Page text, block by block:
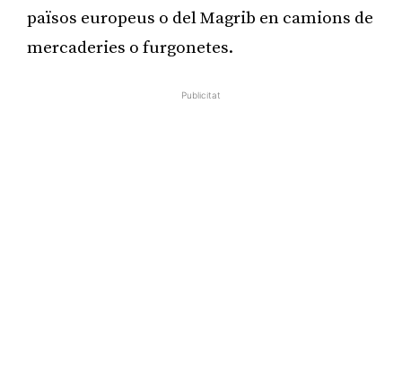
països europeus o del Magrib en camions de
mercaderies o furgonetes.
Publicitat